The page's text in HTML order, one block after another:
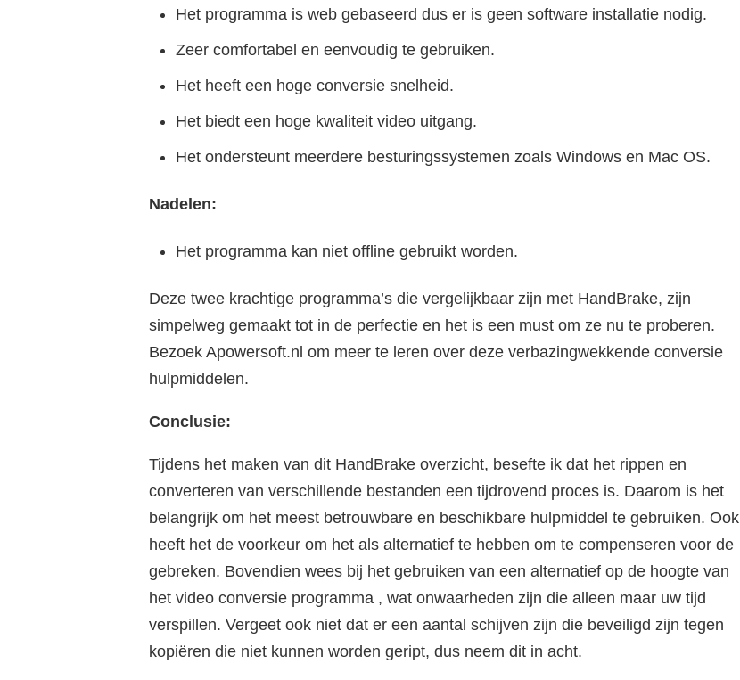
Het programma is web gebaseerd dus er is geen software installatie nodig.
Zeer comfortabel en eenvoudig te gebruiken.
Het heeft een hoge conversie snelheid.
Het biedt een hoge kwaliteit video uitgang.
Het ondersteunt meerdere besturingssystemen zoals Windows en Mac OS.
Nadelen:
Het programma kan niet offline gebruikt worden.
Deze twee krachtige programma’s die vergelijkbaar zijn met HandBrake, zijn
simpelweg gemaakt tot in de perfectie en het is een must om ze nu te proberen.
Bezoek Apowersoft.nl om meer te leren over deze verbazingwekkende conversie
hulpmiddelen.
Conclusie:
Tijdens het maken van dit HandBrake overzicht, besefte ik dat het rippen en
converteren van verschillende bestanden een tijdrovend proces is. Daarom is het
belangrijk om het meest betrouwbare en beschikbare hulpmiddel te gebruiken. Ook
heeft het de voorkeur om het als alternatief te hebben om te compenseren voor de
gebreken. Bovendien wees bij het gebruiken van een alternatief op de hoogte van
het video conversie programma , wat onwaarheden zijn die alleen maar uw tijd
verspillen. Vergeet ook niet dat er een aantal schijven zijn die beveiligd zijn tegen
kopiëren die niet kunnen worden geript, dus neem dit in acht.